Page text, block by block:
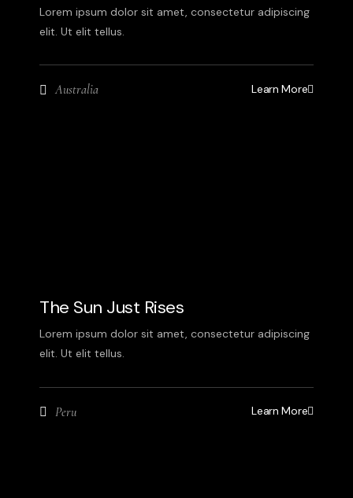
Lorem ipsum dolor sit amet, consectetur adipiscing
elit. Ut elit tellus.
Australia Learn More
The Sun Just Rises
Lorem ipsum dolor sit amet, consectetur adipiscing
elit. Ut elit tellus.
Peru Learn More